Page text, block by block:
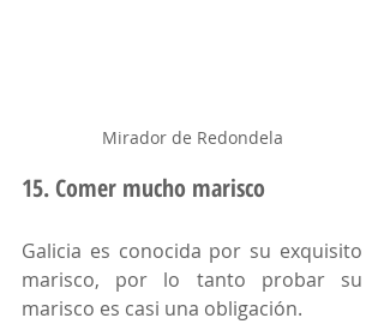
Mirador de Redondela
15. Comer mucho marisco
Galicia es conocida por su exquisito
marisco, por lo tanto probar su
marisco es casi una obligación.